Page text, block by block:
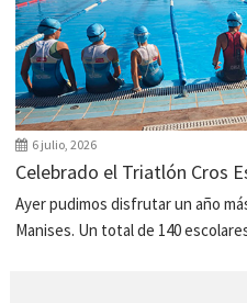
6 julio, 2026
Celebrado el Triatlón Cros
Ayer pudimos disfrutar un año
Manises. Un total de 140